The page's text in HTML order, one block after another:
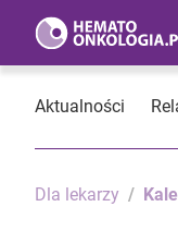
Aktualności
Dla lekarzy